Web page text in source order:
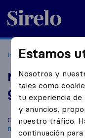
Sirelo.es
Inicio Empresas de
Mudanzas
9,8
reseñas de
Compara Mudanzas
mudanzas
de Fene
Estamos
Nosotros y
tales como
tu experiencia de
y anuncios,
nuestro tráfico.
continuación